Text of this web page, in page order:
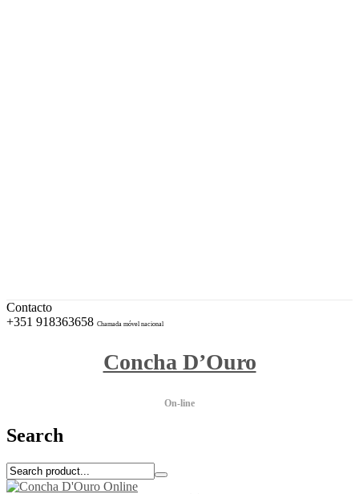
Contacto
+351 918363658 Chamada móvel nacional
Concha D’Ouro
On-line
Search